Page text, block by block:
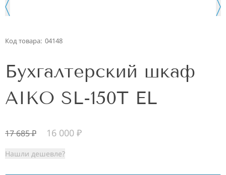
Код товара: 04148
Бухгалтерский шкаф
AIKO SL-150T EL
17 685₽ 16 000 ₽
Нашли дешевле?